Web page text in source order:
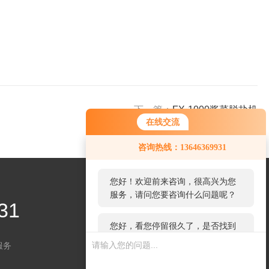
在线交流
咨询热线：13646369931
服务，请问您要咨询什么问题呢？
您好，看您停留很久了，是否找到
了需求产品，您可以直接在线与我
下一篇：FX-1000酱菜脱盐机
务